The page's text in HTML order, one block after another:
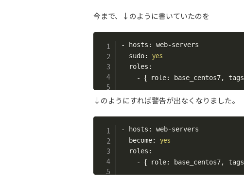
今まで、↓のように書いていたのを
- hosts: web-servers
  sudo:
yes
  roles:
    -
{ role: base_centos7,
↓のようにすれば警告が出なくなりました。
- hosts: web-servers
  become:
yes
  roles:
    -
{ role: base_centos7,